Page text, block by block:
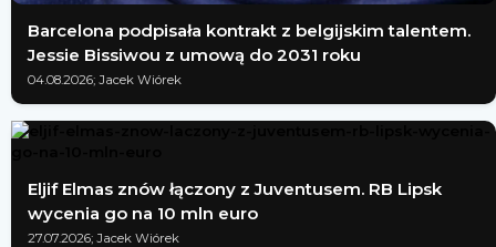
Barcelona podpisała kontrakt z belgijskim talentem.
Jessie Bissiwou z umową do 2031 roku
04.08.2026; Jacek Wiórek
Eljif Elmas znów łączony z Juventusem. RB Lipsk
wycenia go na 10 mln euro
27.07.2026; Jacek Wiórek